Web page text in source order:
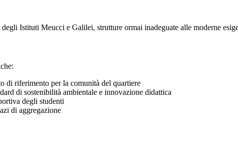
Istituti Meucci e Galilei, strutture ormai inadeguate alle moderne
di riferimento per la comunità del quartiere
di sostenibilità ambientale e innovazione didattica
degli studenti
di aggregazione